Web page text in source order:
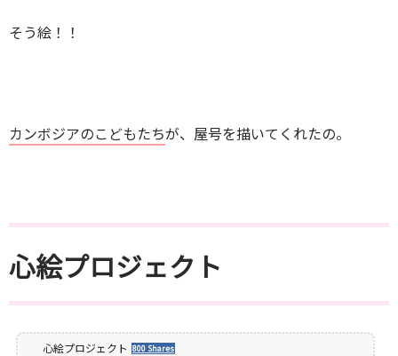
そう絵！！
カンボジアのこどもたちが、屋号を描いてくれたの。
心絵プロジェクト
心絵プロジェクト 800 Shares